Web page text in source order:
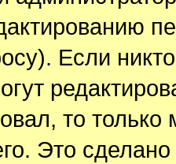
Если
то
Это